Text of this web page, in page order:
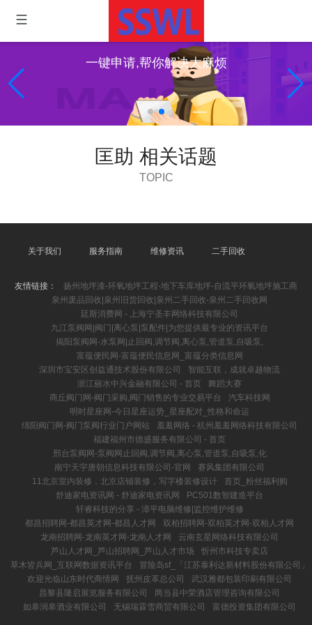
一键申请,帮你解决大麻烦
匡助 相关话题
TOPIC
关于我们 服务指南 维修资讯 二手回收
友情链接：
扬州地坪漆-环氧地坪工程-地下车库地坪-自流平环氧地坪施工商
泉州废品回收|泉州旧货回收|泉州二手回收-泉州二手回收网
廷斯消费网 - 上海宁圣丰网络科技有限公司
九江泵阀网|阀门|离心泵|泵配件|为您提供最专业的资讯平台
揭阳泵阀网-水泵网|止回阀,调节阀,离心泵,管道泵,自吸泵,
富蕴便民网-富蕴便民信息网_富蕴分类信息网
深圳市宝安区创益通技术股份有限公司
智能互联，成就卓越物流
浙江丽水中兴金融有限公司 - 首页
舞蹈大赛
商丘阀门网-阀门采购,阀门销售的专业交易平台
汽车科技网
明时星座网-今日星座运势_星座配对_性格和命运
绵阳阀门网-阀门泵阀行业门户网站
羞羞网络 - 杭州羞羞网络科技有限公司
福建福州市德盛服务有限公司 - 首页
邢台泵阀网-泵阀网止回阀,调节阀,离心泵,管道泵,自吸泵,化
南宁天宇唐朝信息科技有限公司-官网
赛风集团有限公司
11北京室内装修，北京店铺装修，写字楼装修设计
首页_粉丝福利购
舒迪家电资讯网 - 舒迪家电资讯网
PC501数智建造平台
轩睿科技的分享 - 漳平电脑维修|监控维护维修
都昌招聘网-都昌英才网-都昌人才网
双柏招聘网-双柏英才网-双柏人才网
龙南招聘网-龙南英才网-龙南人才网
云南玄星网络科技有限公司
芦山人才网_芦山招聘网_芦山人才市场
忻州市科技专卖店
草木皆兵网_互联网数据资讯平台
冒险岛sf_「江苏泰利达新材料股份有限公司」
欢迎光临山东时代商情网
抚州皮革总公司
武汉雅都包装印刷有限公司
昌黎县隆启展览服务有限公司
两当县中荣酒店管理咨询有限公司
如皋润皋酒业有限公司
无锡瑞霖雪商贸有限公司 富德投资集团有限公司